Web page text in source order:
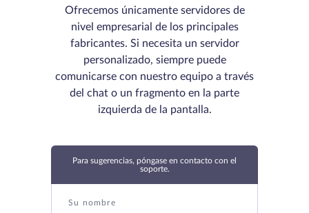
Ofrecemos únicamente servidores de
nivel empresarial de los principales
fabricantes. Si necesita un servidor
personalizado, siempre puede
comunicarse con nuestro equipo a través
del chat o un fragmento en la parte
izquierda de la pantalla.
Para sugerencias, póngase en contacto con el
soporte.